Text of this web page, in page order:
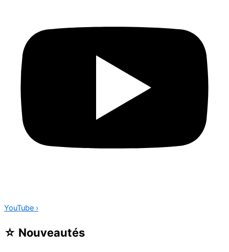
YouTube ›
☆ Nouveautés